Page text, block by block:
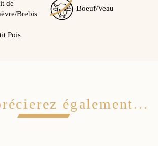
de
Brebis
Boeuf/Veau
Pois
également...